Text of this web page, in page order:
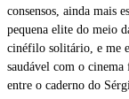
consensos, ainda mais
pequena elite do meio
cinéfilo solitário, e me
saudável com o cinema
entre o caderno do